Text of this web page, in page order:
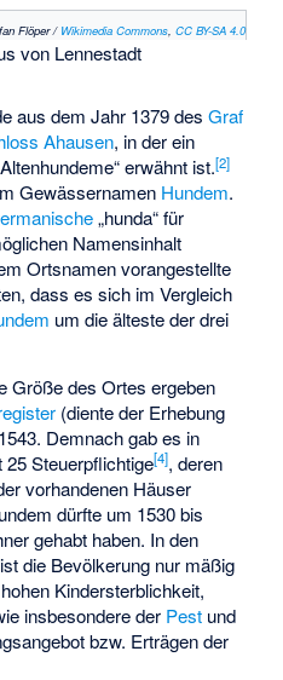
Flöper / Wikimedia Commons, CC BY-SA 4.0
von Lennestadt
aus dem Jahr 1379 desGraf
Ahausen, in der ein
erwähnt ist.[2]
Gewässernamen Hundem.
„hunda“ für
Namensinhalt
Ortsnamen vorangestellte
dass es sich im Vergleich
um die älteste der drei
Größe des Ortes ergeben
(diente der Erhebung
Demnach gab es in
25 Steuerpflichtige[4], deren
vorhandenen Häuser
dürfte um 1530 bis
gehabt haben. In den
die Bevölkerung nur mäßig
Kindersterblichkeit,
insbesondere der Pest und
bzw. Erträgen der